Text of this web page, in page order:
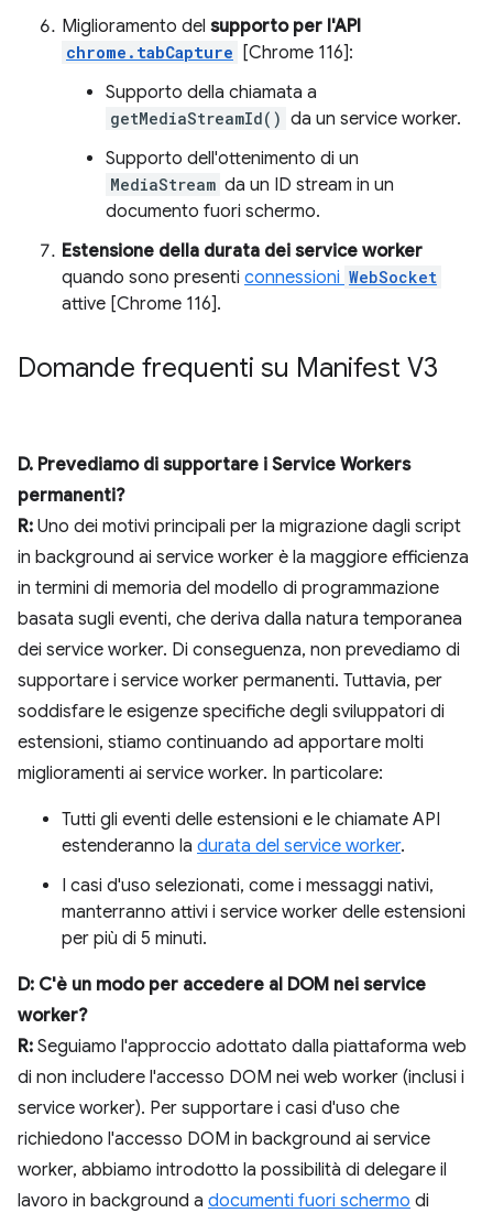
Miglioramento del supporto per l'API
chrome.tabCapture
[Chrome 116]:
Supporto della chiamata a
getMediaStreamId() da un service worker.
Supporto dell'ottenimento di un
MediaStream da un ID stream in un
documento fuori schermo.
Estensione della durata dei service worker
quando sono presenti connessioni WebSocket
attive [Chrome 116].
Domande frequenti su Manifest V3
D. Prevediamo di supportare i Service Workers
permanenti?
R: Uno dei motivi principali per la migrazione dagli script
in background ai service worker è la maggiore efficienza
in termini di memoria del modello di programmazione
basata sugli eventi, che deriva dalla natura temporanea
dei service worker. Di conseguenza, non prevediamo di
supportare i service worker permanenti. Tuttavia, per
soddisfare le esigenze specifiche degli sviluppatori di
estensioni, stiamo continuando ad apportare molti
miglioramenti ai service worker. In particolare:
Tutti gli eventi delle estensioni e le chiamate API
estenderanno la durata del service worker.
I casi d'uso selezionati, come i messaggi nativi,
manterranno attivi i service worker delle estensioni
per più di 5 minuti.
D: C'è un modo per accedere al DOM nei service
worker?
R: Seguiamo l'approccio adottato dalla piattaforma web
di non includere l'accesso DOM nei web worker (inclusi i
service worker). Per supportare i casi d'uso che
richiedono l'accesso DOM in background ai service
worker, abbiamo introdotto la possibilità di delegare il
lavoro in background a documenti fuori schermo di